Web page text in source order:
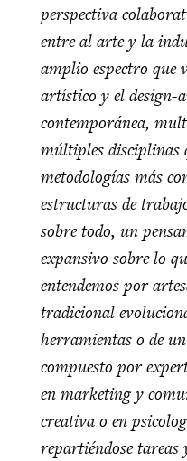
perspectiva
entre al arte y la
amplio espectro que
artístico y el design-
contemporánea,
múltiples disciplinas
metodologías más
estructuras de
sobre todo, un
expansivo sobre lo
entendemos por
tradicional
herramientas o de
compuesto por
en marketing y
creativa o en
repartiéndose tareas